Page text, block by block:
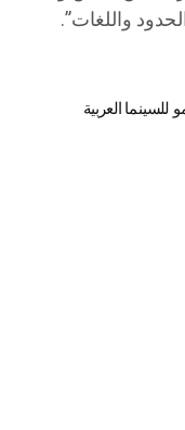
واللغات”.
للسينما العربية